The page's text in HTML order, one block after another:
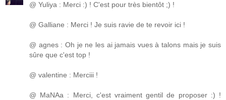
@ Yuliya : Merci :) ! C'est pour très bientôt ;) !
@ Galliane : Merci ! Je suis ravie de te revoir ici !
@ agnes : Oh je ne les ai jamais vues à talons mais je suis
sûre que c'est top !
@ valentine : Merciii !
@ MaNAa : Merci, c'est vraiment gentil de proposer :) !